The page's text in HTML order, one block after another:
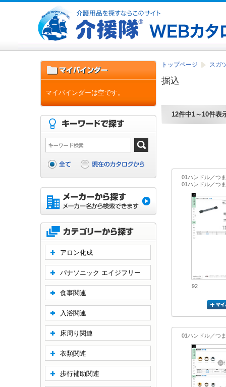
トップページ スガ
掘込
12件中1～10件表
01ハンドル／つ
01ハンドル／つ
92
01ハンドル／つ
マイバインダーは空です。
アロン化成
パナソニック エイジフリー
食事関連
入浴関連
床周り関連
衣類関連
歩行補助関連